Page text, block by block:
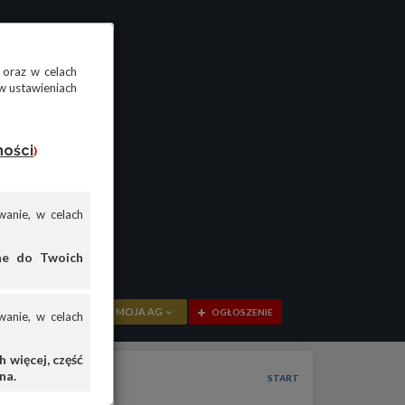
w celach
ustawieniach
)
w celach
do Twoich
w celach
więcej, część
MOJA AG
PRZEGLĄD
OGŁOSZENIE
START